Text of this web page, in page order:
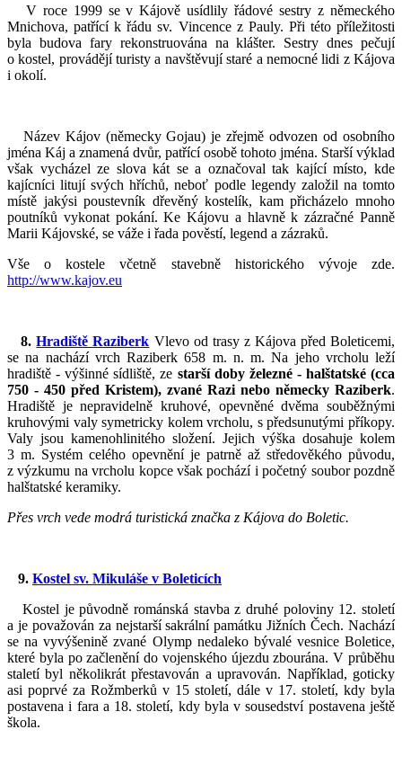
V roce 1999 se v Kájově usídlily řádové sestry z německého
Mnichova, patřící k řádu sv. Vincence z Pauly. Při této příležitosti
byla budova fary rekonstruována na klášter. Sestry dnes pečují
o kostel, provádějí turisty a navštěvují staré a nemocné lidi z Kájova
i okolí.
Název Kájov (německy Gojau) je zřejmě odvozen od osobního
jména Káj a znamená dvůr, patřící osobě tohoto jména. Starší výklad
však vycházel ze slova kát se a označoval tak kající místo, kde
kajícníci litují svých hříchů, neboť podle legendy založil na tomto
místě jakýsi poustevník dřevěný kostelík, kam přicházelo mnoho
poutníků vykonat pokání. Ke Kájovu a hlavně k zázračné Panně
Marii Kájovské, se váže i řada pověstí, legend a zázraků.
Vše o kostele včetně stavebně historického vývoje zde.
http://www.kajov.eu
8.Hradiště Raziberk Vlevo od trasy z Kájova před Boleticemi,
se na nachází vrch Raziberk 658 m. n. m. Na jeho vrcholu leží
hradiště - výšinné sídliště, ze starší doby železné - halštatské (cca
750 - 450 před Kristem), zvané Razi nebo německy Raziberk.
Hradiště je nepravidelně kruhové, opevněné dvěma souběžnými
kruhovými valy symetricky kolem vrcholu, s předsunutými příkopy.
Valy jsou kamenohlinitého složení. Jejich výška dosahuje kolem
3 m. Systém celého opevnění je patrně až středověkého původu,
z výzkumu na vrcholu kopce však pochází i početný soubor pozdně
halštatské keramiky.
Přes vrch vede modrá turistická značka z Kájova do Boletic.
9. Kostel sv. Mikuláše v Boleticích
Kostel je původně románská stavba z druhé poloviny 12. století
a je považován za nejstarší sakrální památku Jižních Čech. Nachází
se na vyvýšenině zvané Olymp nedaleko bývalé vesnice Boletice,
které byla po začlenění do vojenského újezdu zbourána. V průběhu
staletí byl několikrát přestavován a upravován. Například, goticky
asi poprvé za Rožmberků v 15 století, dále v 17. století, kdy byla
postavena i fara a 18. století, kdy byla v sousedství postavena ještě
škola.